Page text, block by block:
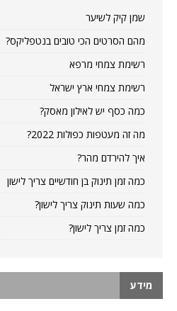
שמן קיק לשיער
מהם הסרטים הכי טובים בנטפליקס?
רשימת צמחי מרפא
רשימת צמחי ארץ ישראל
כמה כסף יש לאילון מאסק?
מה זה מעטפות כפולות 2022?
איך להירדם מהר?
כמה זמן תינוק בן חודשיים צריך לישון
כמה שעות תינוק צריך לישון?
כמה זמן צריך לישון?
מידע